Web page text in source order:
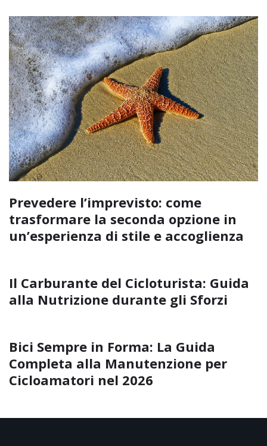
Prevedere l’imprevisto: come
trasformare la seconda opzione in
un’esperienza di stile e accoglienza
Il Carburante del Cicloturista: Guida
alla Nutrizione durante gli Sforzi
Bici Sempre in Forma: La Guida
Completa alla Manutenzione per
Cicloamatori nel 2026